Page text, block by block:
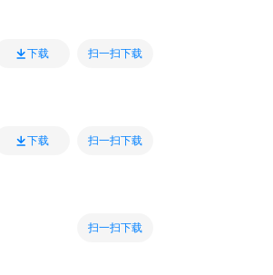
下载 扫一扫下载
下载 扫一扫下载
扫一扫下载